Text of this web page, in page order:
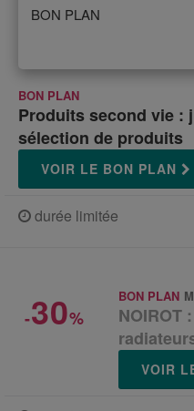
BON PLAN
BON PLAN
Produits second vie :
sélection de produits
VOIR LE BON PLAN
durée limitée
-30%
BON PLAN
NOIROT
VOIR